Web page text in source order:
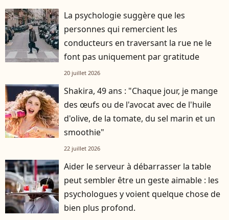
La psychologie suggère que les
personnes qui remercient les
conducteurs en traversant la rue ne le
font pas uniquement par gratitude
20 juillet 2026
Shakira, 49 ans : "Chaque jour, je mange
des œufs ou de l'avocat avec de l'huile
d'olive, de la tomate, du sel marin et un
smoothie"
22 juillet 2026
Aider le serveur à débarrasser la table
peut sembler être un geste aimable : les
psychologues y voient quelque chose de
bien plus profond.